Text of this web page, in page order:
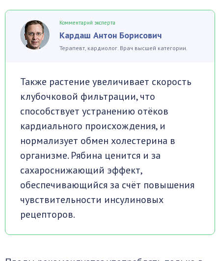
Комментарий эксперта
Кардаш Антон Борисович
Терапевт, кардиолог. Врач высшей категории.
Также растение увеличивает скорость
клубочковой фильтрации, что
способствует устранению отёков
кардиального происхождения, и
нормализует обмен холестерина в
организме. Рябина ценится и за
сахароснижающий эффект,
обеспечивающийся за счёт повышения
чувствительности инсулиновых
рецепторов.